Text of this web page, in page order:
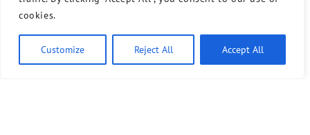
cookies.
Customize Reject All Accept All